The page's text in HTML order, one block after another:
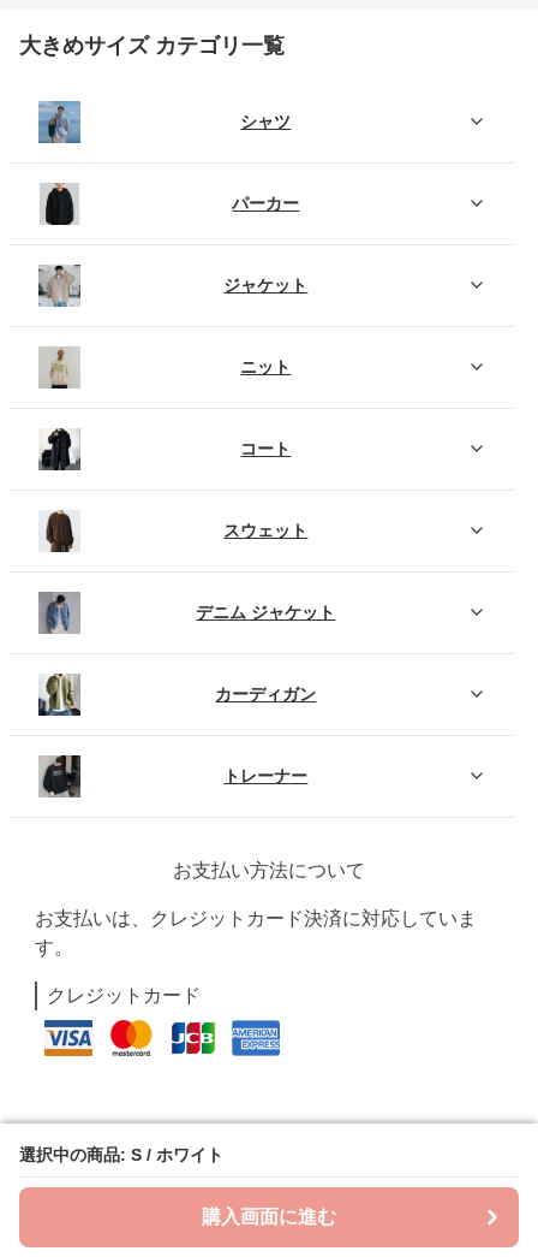
選択中の商品: S / ホワイト
購入画面に進む
選択中の商品: S / ホワイト
購入画面に進む
大きめサイズ カテゴリ一覧
シャツ
パーカー
ジャケット
ニット
コート
スウェット
デニム ジャケット
カーディガン
トレーナー
お支払い方法について
お支払いは、クレジットカード決済に対応していま
す。
クレジットカード